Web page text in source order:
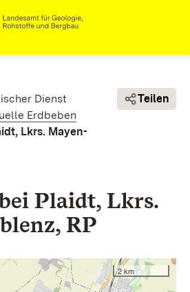
Dienst
Erdbeben
Lkrs. Mayen-
Teilen
Plaidt, Lkrs.
RP
2 km